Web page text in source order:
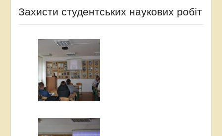
Захисти студентських наукових робіт